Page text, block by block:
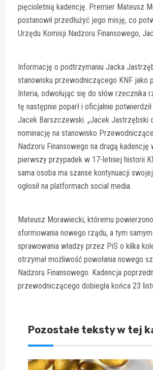
pięcioletnią kadencję. Premier Mateusz
postanowił przedłużyć jego misję, co
Urzędu Komisji Nadzoru Finansowego,
Informację o podtrzymaniu Jacka
stanowisku przewodniczącego KNF jako
Interia, odwołując się do słów rzecznika
tę następnie poparł i oficjalnie
Jacek Barszczewski. „Jacek Jastrzębski
nominację na stanowisko
Nadzoru Finansowego na drugą kadencję
pierwszy przypadek w 17-letniej historii
sama osoba ma szanse kontynuacji
ogłosił na platformach social media.
Mateusz Morawiecki, któremu
sformowania nowego rządu, a tym
sprawowania władzy przez PiS o kilka
otrzymał możliwość powołania nowego
Nadzoru Finansowego. Kadencja
przewodniczącego dobiegła końca 23
Pozostałe teksty w tej